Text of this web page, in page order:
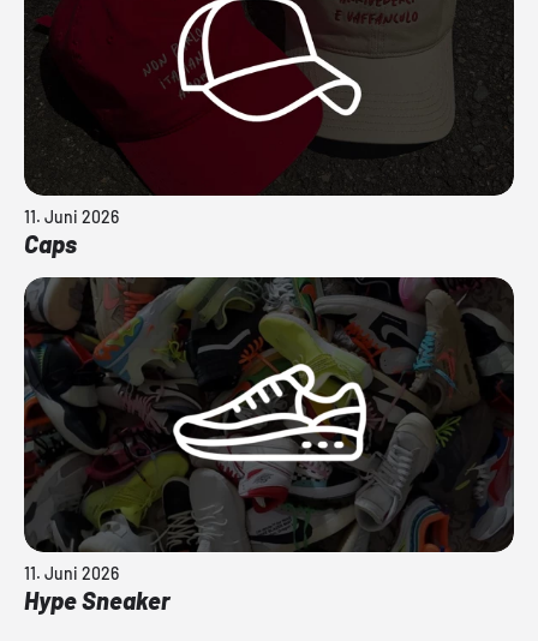
11. Juni 2026
Caps
11. Juni 2026
Hype Sneaker